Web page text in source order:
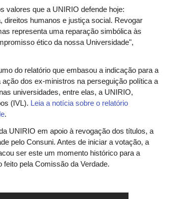
valores que a UNIRIO defende hoje:
direitos humanos e justiça social. Revogar
representa uma reparação simbólica às
ético da nossa Universidade",
do relatório que embasou a indicação para a
dos ex-ministros na perseguição política a
universidades, entre elas, a UNIRIO,
(IVL). Leia a notícia sobre o relatório
.
UNIRIO em apoio à revogação dos títulos, a
pelo Consuni. Antes de iniciar a votação, a
ser este um momento histórico para a
feito pela Comissão da Verdade.